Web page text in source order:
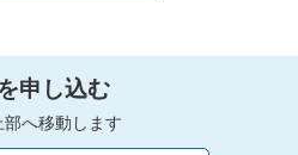
申し込む
部へ移動します